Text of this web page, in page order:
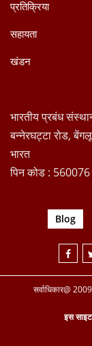
प्रतिक्रिया
सहायता
खंडन
भारतीय प्रबंध
बन्नेरघट्टा रोड,
भारत
पिन कोड : 560076
Blog
सर्वाधिकार@
इस